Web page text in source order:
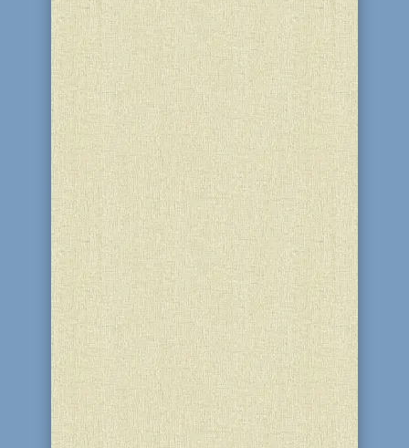
Днем рождения! Символично, что Ваш
день рождения, с благословения Вс-
шнего,...
Эти работы написаны двумя
молодыми талантливыми
художниками: выпускником школы Ор
Авнер Ошером Токаевым и его
сокурсником Йонатаном Мальцевым.
Юноши учатся на 2 курсе Одесского
университета им. Ушинского и